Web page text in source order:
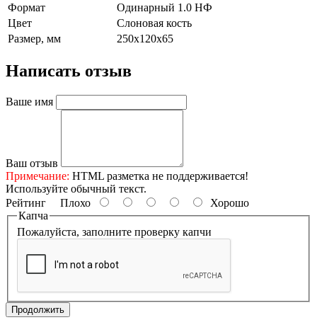
Формат
Одинарный 1.0 НФ
Цвет
Слоновая кость
Размер, мм
250х120х65
Написать отзыв
Ваше имя
Ваш отзыв
Примечание: HTML разметка не поддерживается!
Используйте обычный текст.
Рейтинг Плохо
Хорошо
Капча
Пожалуйста, заполните проверку капчи
Продолжить